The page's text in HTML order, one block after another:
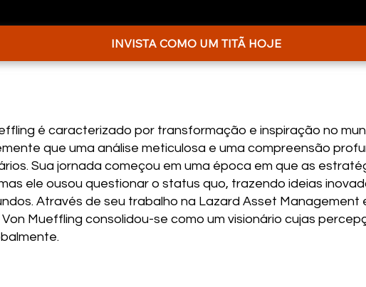
é caracterizado por transformação e inspiração no
que uma análise meticulosa e uma compreensão
Sua jornada começou em uma época em que as
ele ousou questionar o status quo, trazendo ideias
Através de seu trabalho na Lazard Asset Management
Mueffling consolidou-se como um visionário cujas
INVISTA COMO UM TITÃ HOJE